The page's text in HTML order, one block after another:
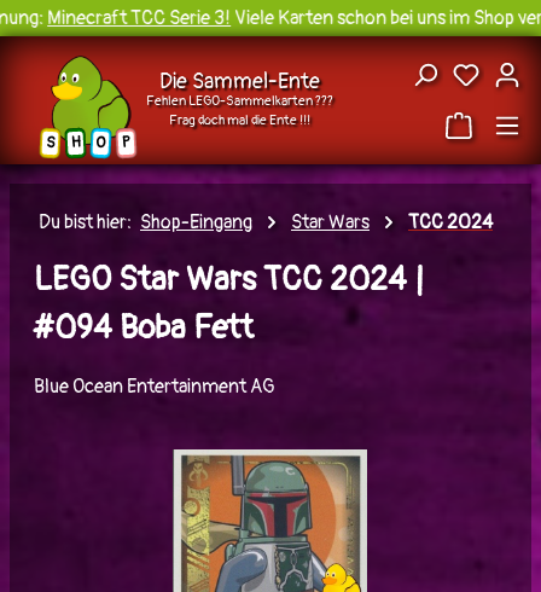
Zum Hauptinhalt springen
Minecraft TCC Serie 3!Viele Karten schon bei uns im Shop
S H O P
Die Sammel-Ente
Fehlen LEGO-Sammelkarten ???
Frag doch mal die Ente !!!
Du
Du bist hier: Shop-Eingang Star Wars TCC 2024
LEGO Star Wars TCC 2024 |
#094 Boba Fett
Blue Ocean Entertainment AG
Bildergalerie überspringen